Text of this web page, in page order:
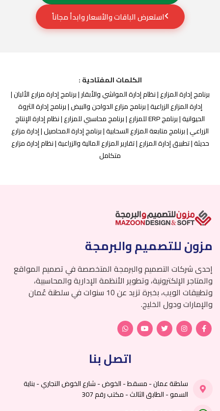
استعرض الباقات والأسعار وابدأ مجاناً
الكلمات المفتاحية :
برنامج إدارة المزارع | نظام إدارة المواشي والأبقار | برنامج إدارة مزارع الألبان |
إدارة المزارع الزراعية | برنامج مزارع الدواجن والبيض | برنامج إدارة الثروة
الحيوانية | برنامج ERP للمزارع | برنامج محاسبي للمزارع | نظام إدارة الإنتاج
الزراعي | برنامج متابعة المزارع السحابية | برنامج إدارة المحاصيل | إدارة مزارع
حديثة | تطبيق إدارة المزارع | تقارير المزارع المالية والزراعية | نظام إدارة مزارع
متكامل
مزون للتصميم والبرمجة
إحدى شركات التصميم والبرمجة المتخصصة في تصميم المواقع
والمتاجر الإلكترونية، وتطوير الأنظمة الإدارية والمحاسبية،
وتطبيقات الويب، بخبرة تزيد عن 10 سنوات في سلطنة عُمان
والإمارات ودول الخليج.
اتصل بنا
سلطنة عمان - مسقط - الخوض - شارع الخوض التجاري - بناية
السمو - الطابق الثالث - مكتب رقم 307